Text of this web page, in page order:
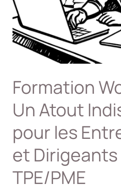
Formation
Un Atout
pour les
et Dirigeants
TPE/PME